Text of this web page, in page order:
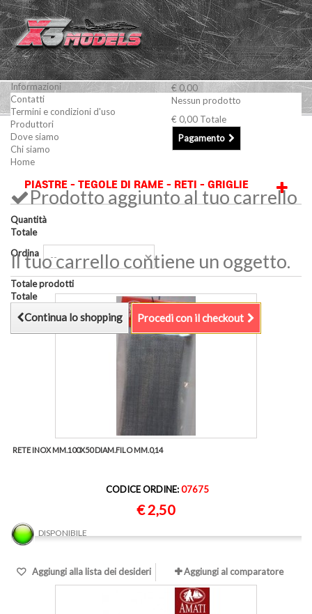
Informazioni
Contatti
Termini e condizioni d'uso
Produttori
Dove siamo
Chi siamo
Home
€ 0,00
Nessun prodotto
€ 0,00 Totale
Pagamento
Prodotto aggiunto al tuo carrello
Quantità
Totale
Il tuo carrello contiene un oggetto.
Totale prodotti
Totale
Continua lo shopping Procedi con il checkout
Minuterie e accessori
TEGOLE DI RAME - RETI - GRIGLIE
PIASTRE - TEGOLE DI RAME - RETI - GRIGLIE
Ordina
RETE INOX MM.100X50 DIAM.FILO MM.0,14
CODICE ORDINE:07675
€ 2,50
DISPONIBILE
Aggiungi alla lista dei desideri Aggiungi al comparatore